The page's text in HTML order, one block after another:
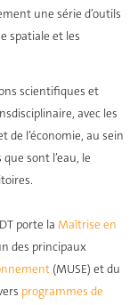
une série d’outils
spatiale et les
scientifiques et
avec les
de l’économie, au sein
sont l’eau, le
porte la Maîtrise en
des principaux
(MUSE) et du
programmes de